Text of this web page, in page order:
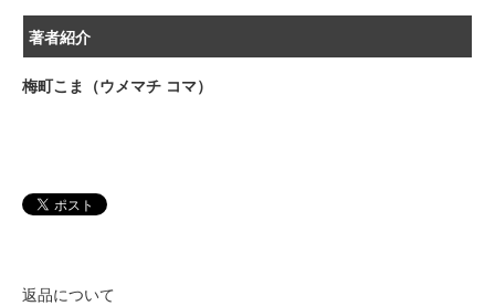
著者紹介
梅町こま（ウメマチ コマ）
返品について